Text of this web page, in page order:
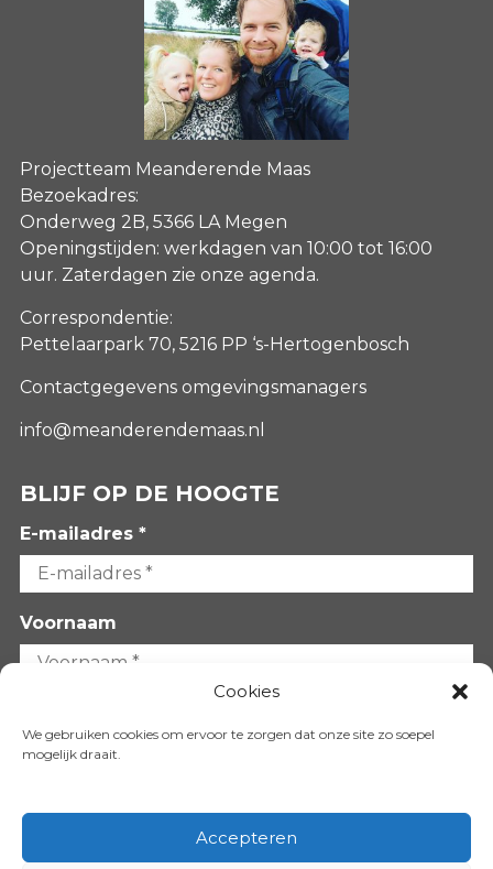
Cookies
We gebruiken cookies om ervoor te zorgen dat onze site zo soepel
mogelijk draait.
Accepteren
Projectteam Meanderende Maas
Bezoekadres:
Onderweg 2B, 5366 LA Megen
Openingstijden: werkdagen van 10:00 tot 16:00
uur. Zaterdagen zie onze agenda.
Correspondentie:
Pettelaarpark 70, 5216 PP ‘s-Hertogenbosch
Contactgegevens omgevingsmanagers
info@meanderendemaas.nl
BLIJF OP DE HOOGTE
E-mailadres *
Voornaam